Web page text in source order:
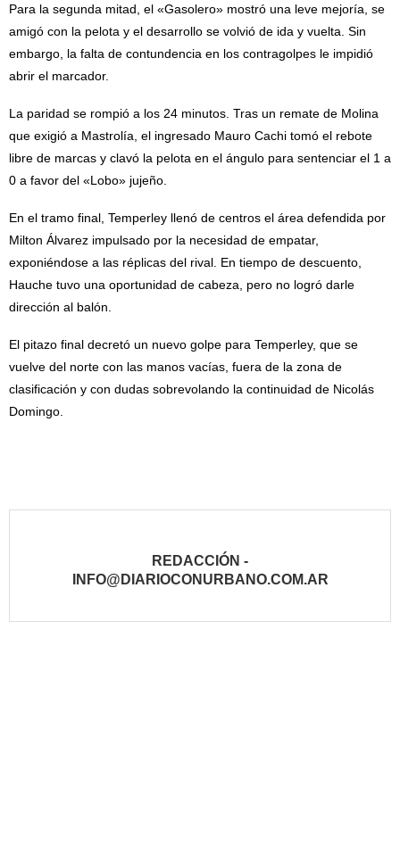
Para la segunda mitad, el «Gasolero» mostró una leve mejoría, se
amigó con la pelota y el desarrollo se volvió de ida y vuelta. Sin
embargo, la falta de contundencia en los contragolpes le impidió
abrir el marcador.
La paridad se rompió a los 24 minutos. Tras un remate de Molina
que exigió a Mastrolía, el ingresado Mauro Cachi tomó el rebote
libre de marcas y clavó la pelota en el ángulo para sentenciar el 1 a
0 a favor del «Lobo» jujeño.
En el tramo final, Temperley llenó de centros el área defendida por
Milton Álvarez impulsado por la necesidad de empatar,
exponiéndose a las réplicas del rival. En tiempo de descuento,
Hauche tuvo una oportunidad de cabeza, pero no logró darle
dirección al balón.
El pitazo final decretó un nuevo golpe para Temperley, que se
vuelve del norte con las manos vacías, fuera de la zona de
clasificación y con dudas sobrevolando la continuidad de Nicolás
Domingo.
REDACCIÓN -
INFO@DIARIOCONURBANO.COM.AR